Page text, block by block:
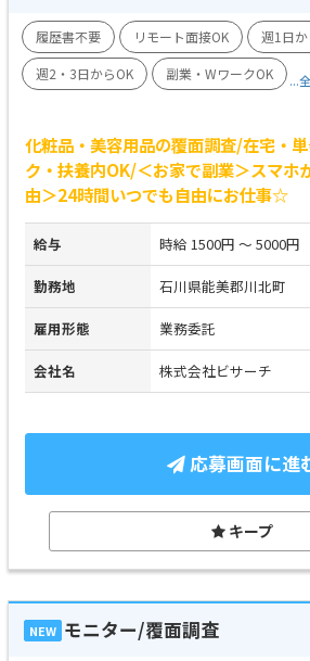
履歴書不要 リモート面接OK
週1日
週2・3日からOK
副業・WワークOK ...
化粧品・美容用品の覆面調査/在宅・
ク・扶養内OK/＜お家で副業＞スマ
由＞24時間いつでも自由にお仕事☆
給与 時給 1500円 ～ 5000円
勤務地 石川県能美郡川北町
雇用形態 業務委託
会社名 株式会社ビサーチ
応募画面に進
キープ
NEW モニター/覆面調査